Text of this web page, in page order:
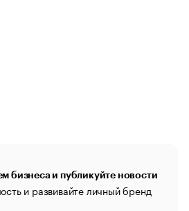
бизнеса и публикуйте новости
и развивайте личный бренд